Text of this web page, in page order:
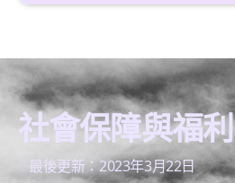
社會保障與福利
最後更新：2023年3月22日